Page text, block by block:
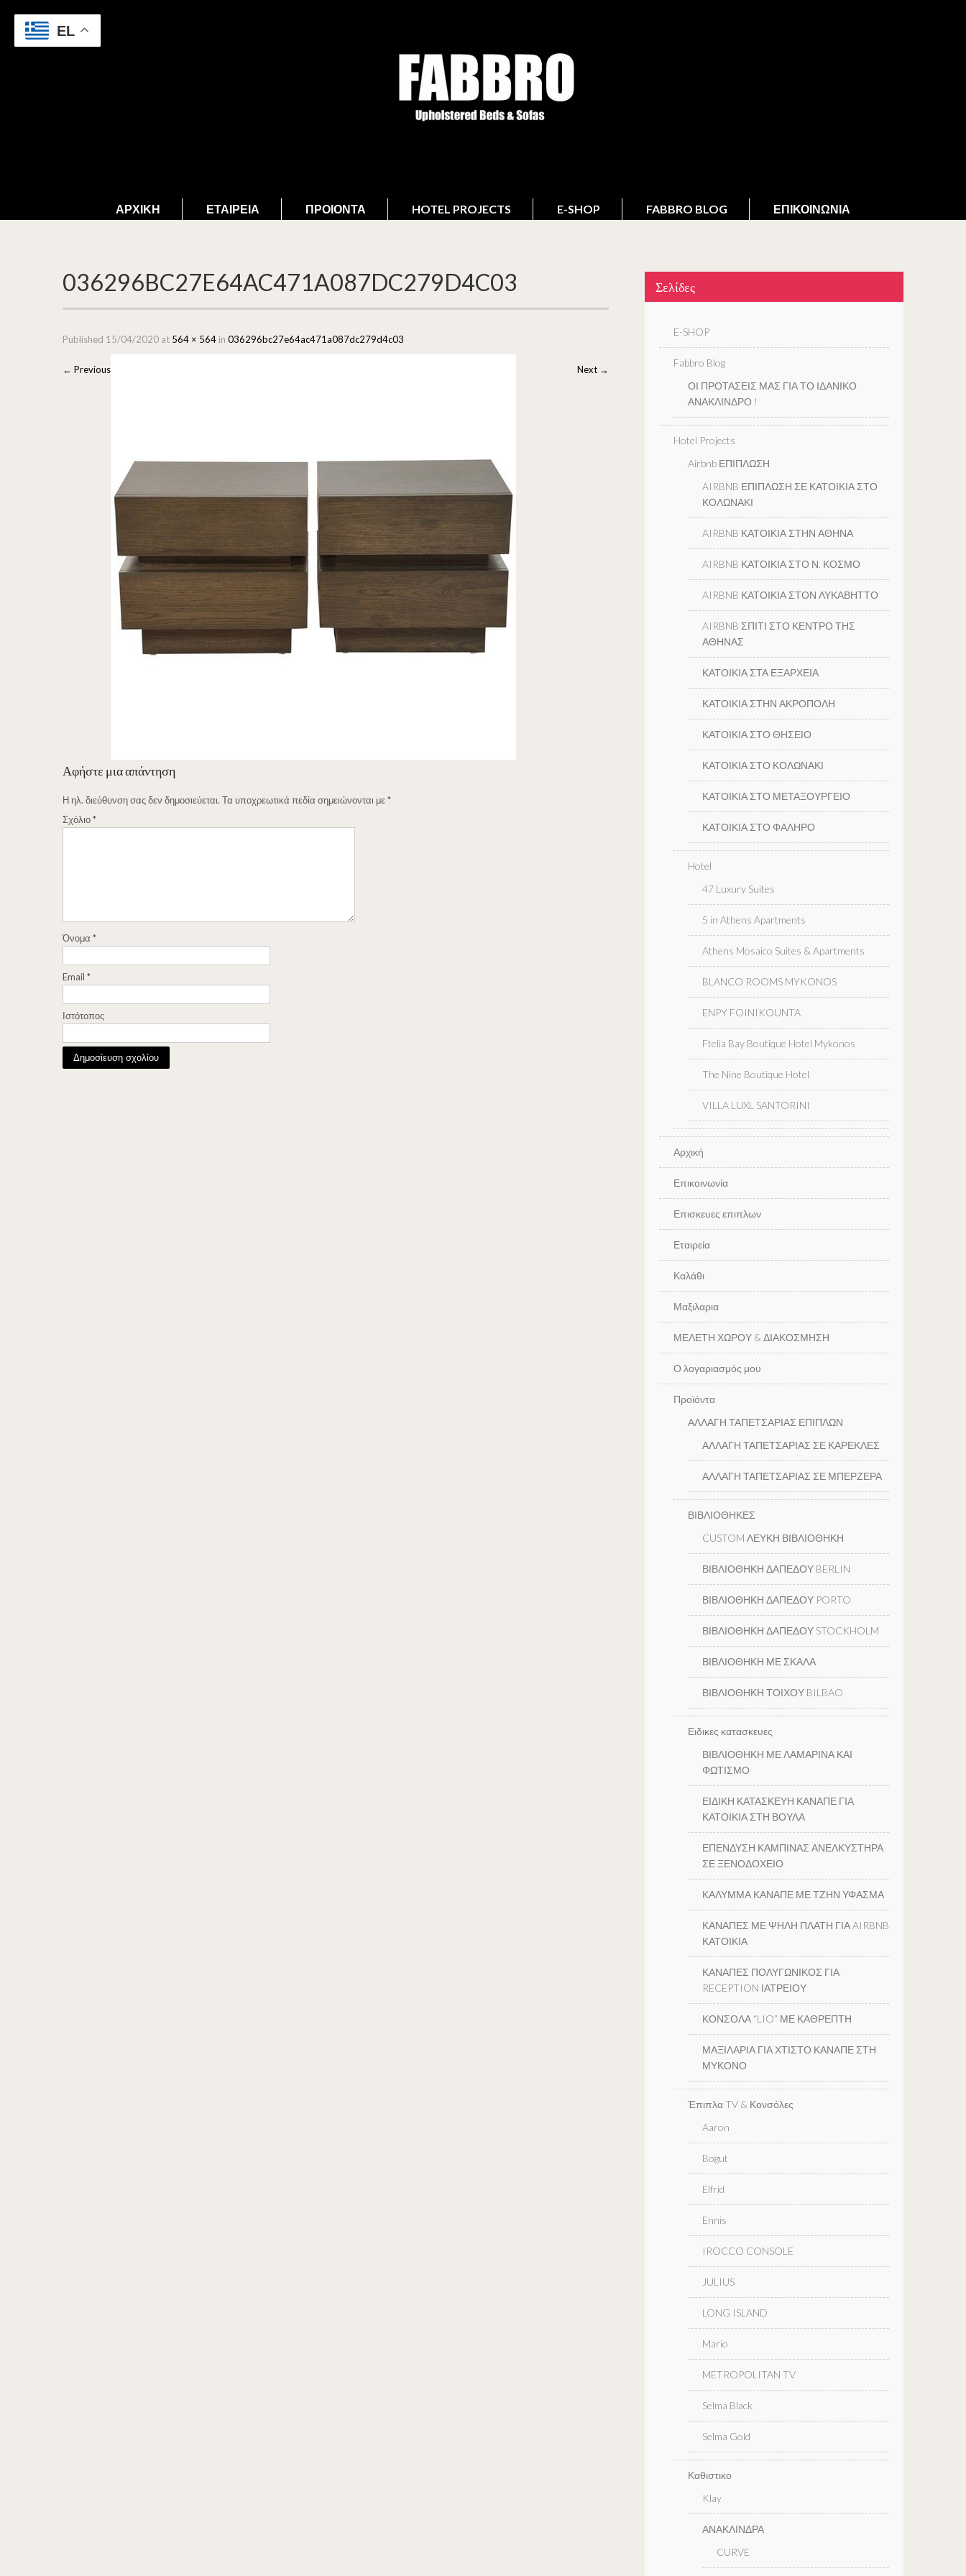
ΑΡΧΙΚΉ ΕΤΑΙΡΕΊΑ ΠΡΟΙΌΝΤΑ HOTEL PROJECTS E-SHOP FABBRO BLOG ΕΠΙΚΟΙΝΩΝΊΑ
036296BC27E64AC471A087DC279D4C03
Published 15/04/2020 at 564 × 564 in 036296bc27e64ac471a087dc279d4c03
← Previous Next →
Αφήστε μια απάντηση
Η ηλ. διεύθυνση σας δεν δημοσιεύεται. Τα υποχρεωτικά πεδία σημειώνονται με*
Σχόλιο*
Όνομα *
Email *
Ιστότοπος
Σελίδες
E-SHOP
Fabbro Blog
ΟΙ ΠΡΟΤΑΣΕΙΣ ΜΑΣ ΓΙΑ ΤΟ ΙΔΑΝΙΚΟ
ΑΝΑΚΛΙΝΔΡΟ !
Hotel Projects
Airbnb ΕΠΙΠΛΩΣΗ
AIRBNB ΕΠΙΠΛΩΣΗ ΣΕ ΚΑΤΟΙΚΙΑ ΣΤΟ
ΚΟΛΩΝΑΚΙ
AIRBNB ΚΑΤΟΙΚΙΑ ΣΤΗΝ ΑΘΗΝΑ
AIRBNB ΚΑΤΟΙΚΙΑ ΣΤΟ Ν. ΚΟΣΜΟ
AIRBNB ΚΑΤΟΙΚΙΑ ΣΤΟΝ ΛΥΚΑΒΗΤΤΟ
AIRBNB ΣΠΙΤΙ ΣΤΟ ΚΕΝΤΡΟ ΤΗΣ
ΑΘΗΝΑΣ
ΚΑΤΟΙΚΙΑ ΣΤΑ ΕΞΑΡΧΕΙΑ
ΚΑΤΟΙΚΙΑ ΣΤΗΝ ΑΚΡΟΠΟΛΗ
ΚΑΤΟΙΚΙΑ ΣΤΟ ΘΗΣΕΙΟ
ΚΑΤΟΙΚΙΑ ΣΤΟ ΚΟΛΩΝΑΚΙ
ΚΑΤΟΙΚΙΑ ΣΤΟ ΜΕΤΑΞΟΥΡΓΕΙΟ
ΚΑΤΟΙΚΙΑ ΣΤΟ ΦΑΛΗΡΟ
Hotel
47 Luxury Suites
5 in Athens Apartments
Athens Mosaico Suites & Apartments
BLANCO ROOMS MYKONOS
ENPY FOINIKOUNTA
Ftelia Bay Boutique Hotel Mykonos
The Nine Boutique Hotel
VILLA LUXL SANTORINI
Αρχική
Επικοινωνία
Επισκευες επιπλων
Εταιρεία
Καλάθι
Μαξιλαρια
ΜΕΛΕΤΗ ΧΩΡΟΥ & ΔΙΑΚΟΣΜΗΣΗ
Ο λογαριασμός μου
Προϊόντα
ΑΛΛΑΓΗ ΤΑΠΕΤΣΑΡΙΑΣ ΕΠΙΠΛΩΝ
ΑΛΛΑΓΗ ΤΑΠΕΤΣΑΡΙΑΣ ΣΕ ΚΑΡΕΚΛΕΣ
ΑΛΛΑΓΗ ΤΑΠΕΤΣΑΡΙΑΣ ΣΕ ΜΠΕΡΖΕΡΑ
ΒΙΒΛΙΟΘΗΚΕΣ
CUSTOM ΛΕΥΚΗ ΒΙΒΛΙΟΘΗΚΗ
ΒΙΒΛΙΟΘΗΚΗ ΔΑΠΕΔΟΥ BERLIN
ΒΙΒΛΙΟΘΗΚΗ ΔΑΠΕΔΟΥ PORTO
ΒΙΒΛΙΟΘΗΚΗ ΔΑΠΕΔΟΥ STOCKHOLM
ΒΙΒΛΙΟΘΗΚΗ ΜΕ ΣΚΑΛΑ
ΒΙΒΛΙΟΘΗΚΗ ΤΟΙΧΟΥ BILBAO
Ειδικες κατασκευες
ΒΙΒΛΙΟΘΗΚΗ ΜΕ ΛΑΜΑΡΙΝΑ ΚΑΙ
ΦΩΤΙΣΜΟ
ΕΙΔΙΚΗ ΚΑΤΑΣΚΕΥΗ ΚΑΝΑΠΕ ΓΙΑ
ΚΑΤΟΙΚΙΑ ΣΤΗ ΒΟΥΛΑ
ΕΠΕΝΔΥΣΗ ΚΑΜΠΙΝΑΣ ΑΝΕΛΚΥΣΤΗΡΑ
ΣΕ ΞΕΝΟΔΟΧΕΙΟ
ΚΑΛΥΜΜΑ ΚΑΝΑΠΕ ΜΕ ΤΖΗΝ ΥΦΑΣΜΑ
ΚΑΝΑΠΕΣ ΜΕ ΨΗΛΗ ΠΛΑΤΗ ΓΙΑ AIRBNB
ΚΑΤΟΙΚΙΑ
ΚΑΝΑΠΕΣ ΠΟΛΥΓΩΝΙΚΟΣ ΓΙΑ
RECEPTION ΙΑΤΡΕΙΟΥ
ΚΟΝΣΟΛΑ “LIO” ΜΕ ΚΑΘΡΕΠΤΗ
ΜΑΞΙΛΑΡΙΑ ΓΙΑ ΧΤΙΣΤΟ ΚΑΝΑΠΕ ΣΤΗ
ΜΥΚΟΝΟ
Έπιπλα TV & Κονσόλες
Aaron
Bogut
Elfrid
Ennis
IROCCO CONSOLE
JULIUS
LONG ISLAND
Mario
METROPOLITAN TV
Selma Black
Selma Gold
Καθιστικο
Klay
ΑΝΑΚΛΙΝΔΡΑ
CURVE
EL